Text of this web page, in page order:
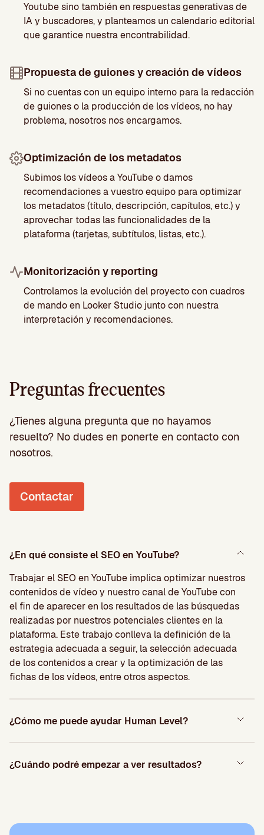
Youtube sino también en respuestas generativas de
IA y buscadores, y planteamos un calendario editorial
que garantice nuestra encontrabilidad.
Propuesta de guiones y creación de vídeos
Si no cuentas con un equipo interno para la redacción
de guiones o la producción de los vídeos, no hay
problema, nosotros nos encargamos.
Optimización de los metadatos
Subimos los vídeos a YouTube o damos
recomendaciones a vuestro equipo para optimizar
los metadatos (título, descripción, capítulos, etc.) y
aprovechar todas las funcionalidades de la
plataforma (tarjetas, subtítulos, listas, etc.).
Monitorización y reporting
Controlamos la evolución del proyecto con cuadros
de mando en Looker Studio junto con nuestra
interpretación y recomendaciones.
Preguntas frecuentes
¿Tienes alguna pregunta que no hayamos
resuelto? No dudes en ponerte en contacto con
nosotros.
Contactar
¿En qué consiste el SEO en YouTube?
Trabajar el SEO en YouTube implica optimizar nuestros
contenidos de vídeo y nuestro canal de YouTube con
el fin de aparecer en los resultados de las búsquedas
realizadas por nuestros potenciales clientes en la
plataforma. Este trabajo conlleva la definición de la
estrategia adecuada a seguir, la selección adecuada
de los contenidos a crear y la optimización de las
fichas de los vídeos, entre otros aspectos.
¿Cómo me puede ayudar Human Level?
¿Cuándo podré empezar a ver resultados?